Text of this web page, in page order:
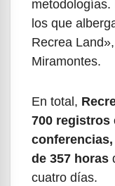
metodologías.
los que
Recrea
Miramontes.
En total,
700 registros
de 357 horas
cuatro días.